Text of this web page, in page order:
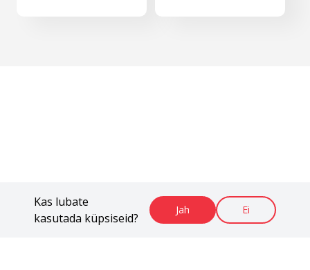
Kas lubate
kasutada küpsiseid?
Jah Ei